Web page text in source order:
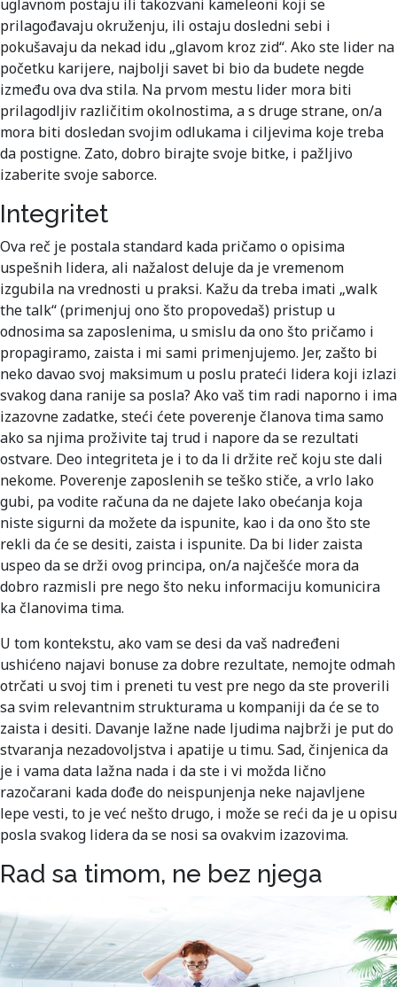
uglavnom postaju ili takozvani kameleoni koji se
prilagođavaju okruženju, ili ostaju dosledni sebi i
pokušavaju da nekad idu „glavom kroz zid“. Ako ste lider na
početku karijere, najbolji savet bi bio da budete negde
između ova dva stila. Na prvom mestu lider mora biti
prilagodljiv različitim okolnostima, a s druge strane, on/a
mora biti dosledan svojim odlukama i ciljevima koje treba
da postigne. Zato, dobro birajte svoje bitke, i pažljivo
izaberite svoje saborce.
Integritet
Ova reč je postala standard kada pričamo o opisima
uspešnih lidera, ali nažalost deluje da je vremenom
izgubila na vrednosti u praksi. Kažu da treba imati „walk
the talk“ (primenjuj ono što propovedaš) pristup u
odnosima sa zaposlenima, u smislu da ono što pričamo i
propagiramo, zaista i mi sami primenjujemo. Jer, zašto bi
neko davao svoj maksimum u poslu prateći lidera koji izlazi
svakog dana ranije sa posla? Ako vaš tim radi naporno i ima
izazovne zadatke, steći ćete poverenje članova tima samo
ako sa njima proživite taj trud i napore da se rezultati
ostvare. Deo integriteta je i to da li držite reč koju ste dali
nekome. Poverenje zaposlenih se teško stiče, a vrlo lako
gubi, pa vodite računa da ne dajete lako obećanja koja
niste sigurni da možete da ispunite, kao i da ono što ste
rekli da će se desiti, zaista i ispunite. Da bi lider zaista
uspeo da se drži ovog principa, on/a najčešće mora da
dobro razmisli pre nego što neku informaciju komunicira
ka članovima tima.
U tom kontekstu, ako vam se desi da vaš nadređeni
ushićeno najavi bonuse za dobre rezultate, nemojte odmah
otrčati u svoj tim i preneti tu vest pre nego da ste proverili
sa svim relevantnim strukturama u kompaniji da će se to
zaista i desiti. Davanje lažne nade ljudima najbrži je put do
stvaranja nezadovoljstva i apatije u timu. Sad, činjenica da
je i vama data lažna nada i da ste i vi možda lično
razočarani kada dođe do neispunjenja neke najavljene
lepe vesti, to je već nešto drugo, i može se reći da je u opisu
posla svakog lidera da se nosi sa ovakvim izazovima.
Rad sa timom, ne bez njega